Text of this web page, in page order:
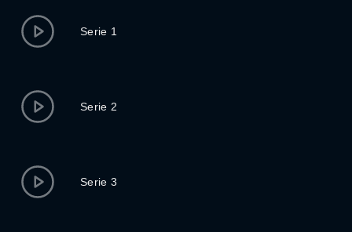
Serie 1
Serie 2
Serie 3